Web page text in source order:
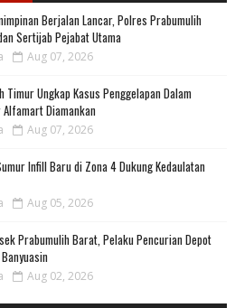
Berjalan Lancar, Polres Prabumulih
Sertijab Pejabat Utama
Aug 07, 2026
Timur Ungkap Kasus Penggelapan Dalam
Alfamart Diamankan
Aug 07, 2026
Infill Baru di Zona 4 Dukung Kedaulatan
Aug 05, 2026
Prabumulih Barat, Pelaku Pencurian Depot
Aug 02, 2026